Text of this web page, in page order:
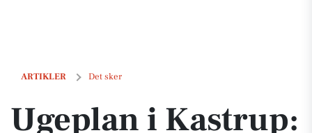
ARTIKLER Det sker
Ugeplan i Kastrup: Kung Fu-træning, Ny animationsfilm og Rugby
Ugeplan i Kastrup: